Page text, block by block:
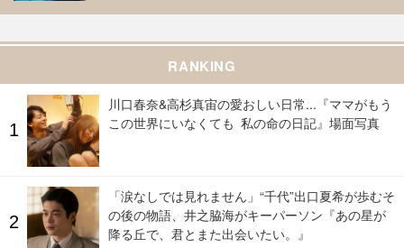
RANKING
川口春奈&高杉真宙の愛おしい日常...『ママがもう
この世界にいなくても 私の命の日記』場面写真
「涙なしでは見れません」“千代”出口夏希が歩むそ
の後の物語、井之脇海がキーパーソン『あの星が
降る丘で、君とまた出会いたい。』